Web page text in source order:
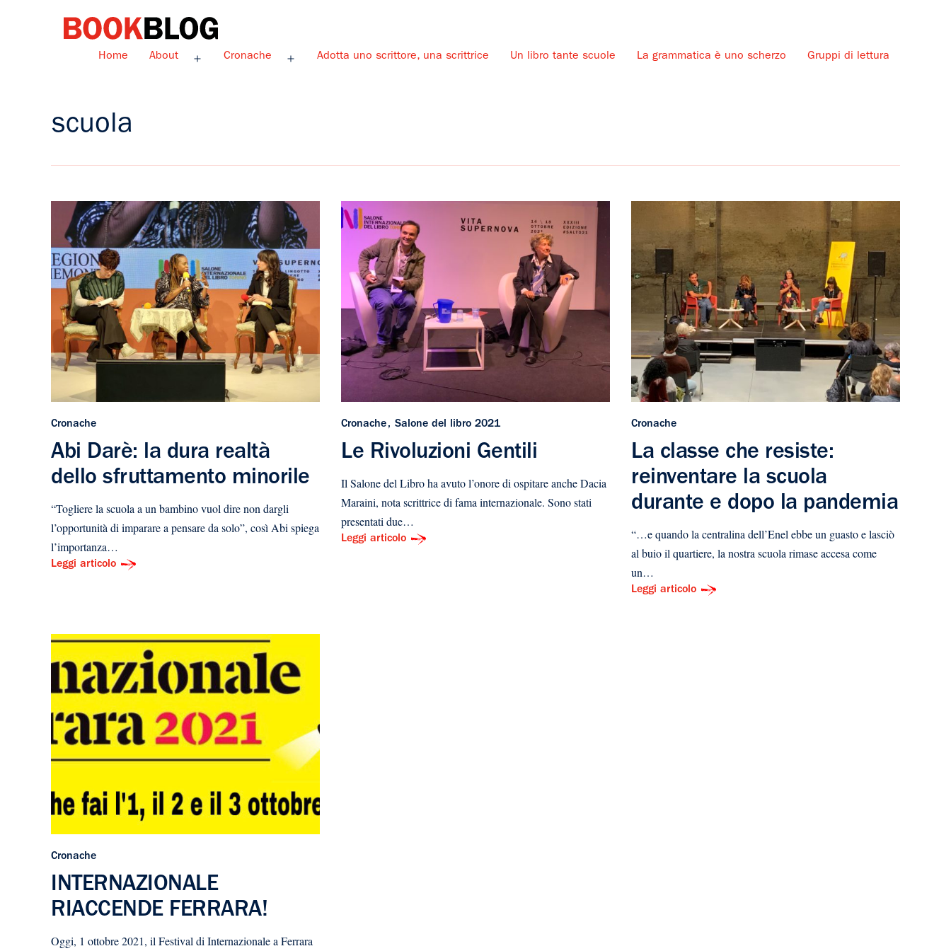
Home About
Apri
Cronache
Apri
Adotta uno scrittore, una scrittrice Un libro tante scuole La grammatica è uno scherzo Gruppi di lettura
scuola
Cronache
Abi Darè: la dura realtà
dello sfruttamento minorile
“Togliere la scuola a un bambino vuol dire non dargli
l’opportunità di imparare a pensare da solo”, così Abi spiega
l’importanza…
Leggi articolo
Cronache Salone del libro 2021
Le Rivoluzioni Gentili
Il Salone del Libro ha avuto l’onore di ospitare anche Dacia
Maraini, nota scrittrice di fama internazionale. Sono stati
presentati due…
Leggi articolo
Cronache
La classe che resiste:
reinventare la scuola
durante e dopo la pandemia
“…e quando la centralina dell’Enel ebbe un guasto e lasciò
al buio il quartiere, la nostra scuola rimase accesa come
un…
Leggi articolo
Cronache
INTERNAZIONALE
RIACCENDE FERRARA!
Oggi, 1 ottobre 2021, il Festival di Internazionale a Ferrara